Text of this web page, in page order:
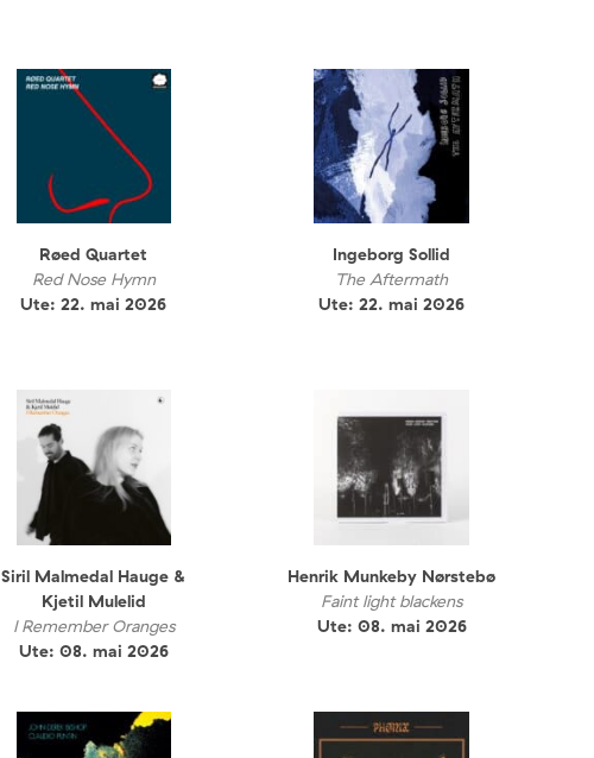
Røed Quartet
Red Nose Hymn
Ute: 22. mai 2026
Ingeborg Sollid
The Aftermath
Ute: 22. mai 2026
Siril Malmedal Hauge &
Kjetil Mulelid
I Remember Oranges
Ute: 08. mai 2026
Henrik Munkeby Nørstebø
Faint light blackens
Ute: 08. mai 2026